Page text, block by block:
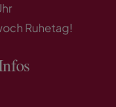
Ruhetag!